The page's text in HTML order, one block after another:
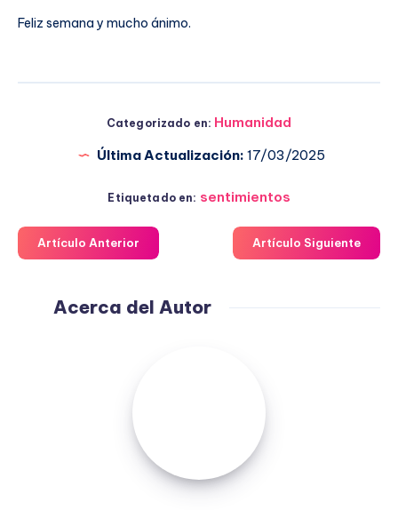
Feliz semana y mucho ánimo.
Categorizado en: Humanidad
Última Actualización: 17/03/2025
Etiquetado en: sentimientos
Artículo Anterior Artículo Siguiente
Acerca del Autor